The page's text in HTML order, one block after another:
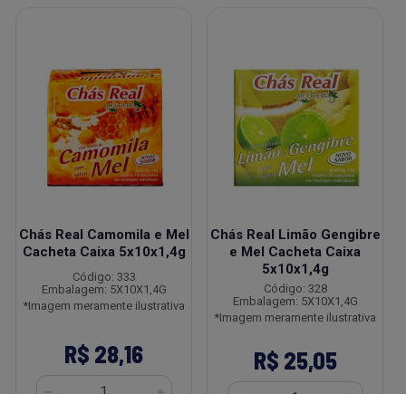
Chás Real Camomila e Mel
Cacheta Caixa 5x10x1,4g
Código: 333
Embalagem: 5X10X1,4G
*Imagem meramente ilustrativa
R$ 28,16
Chás Real Limão Gengibre
e Mel Cacheta Caixa
5x10x1,4g
Código: 328
Embalagem: 5X10X1,4G
*Imagem meramente ilustrativa
R$ 25,05